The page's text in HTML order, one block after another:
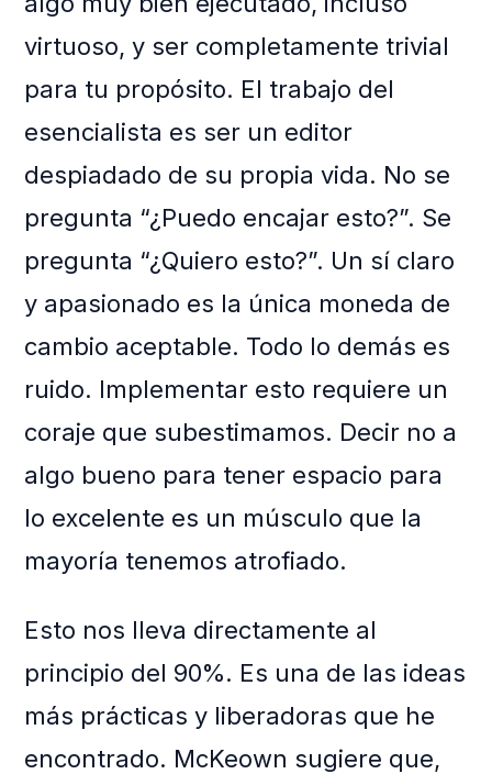
virtuoso, y ser completamente trivial
para tu propósito. El trabajo del
esencialista es ser un editor
despiadado de su propia vida. No se
pregunta “¿Puedo encajar esto?”. Se
pregunta “¿Quiero esto?”. Un sí claro
y apasionado es la única moneda de
cambio aceptable. Todo lo demás es
ruido. Implementar esto requiere un
coraje que subestimamos. Decir no a
algo bueno para tener espacio para
lo excelente es un músculo que la
mayoría tenemos atrofiado.
Esto nos lleva directamente al
principio del 90%. Es una de las ideas
más prácticas y liberadoras que he
encontrado. McKeown sugiere que,